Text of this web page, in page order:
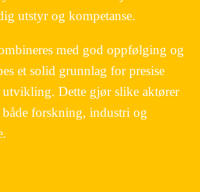
utstyr og kompetanse.
med god oppfølging og
et solid grunnlag for presise
utvikling. Dette gjør slike aktører
forskning, industri og